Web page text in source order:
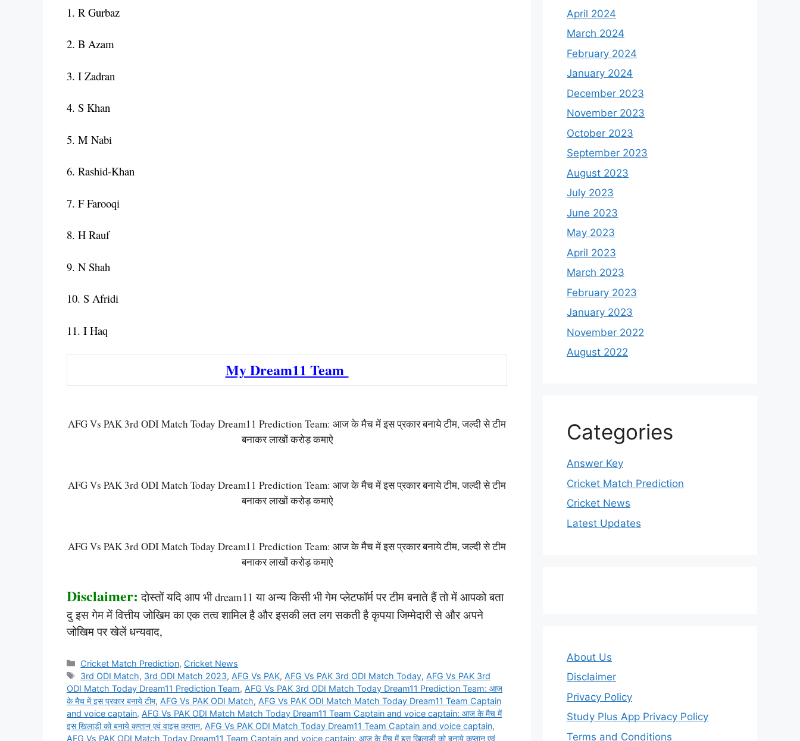
1. R Gurbaz
2. B Azam
3. I Zadran
4. S Khan
5. M Nabi
6. Rashid-Khan
7. F Farooqi
8. H Rauf
9. N Shah
10. S Afridi
11. I Haq
My Dream11 Team
AFG Vs PAK 3rd ODI Match Today Dream11 Prediction Team: आज के मैच में इस प्रकार बनाये टीम, जल्दी से टीम
बनाकर लाखों करोड़ कमाऐ
AFG Vs PAK 3rd ODI Match Today Dream11 Prediction Team: आज के मैच में इस प्रकार बनाये टीम, जल्दी से टीम
बनाकर लाखों करोड़ कमाऐ
AFG Vs PAK 3rd ODI Match Today Dream11 Prediction Team: आज के मैच में इस प्रकार बनाये टीम, जल्दी से टीम
बनाकर लाखों करोड़ कमाऐ
Disclaimer: दोस्तों यदि आप भी dream11 या अन्य किसी भी गेम प्लेटफॉर्म पर टीम बनाते हैं तो में आपको बता
दु इस गेम में वित्तीय जोखिम का एक तत्व शामिल है और इसकी लत लग सकती है कृपया जिम्मेदारी से और अपने
जोखिम पर खेलें धन्यवाद,
Categories
Cricket Match Prediction, Cricket News
Tags
3rd ODI Match, 3rd ODI Match 2023, AFG Vs PAK, AFG Vs PAK 3rd ODI Match Today, AFG Vs PAK 3rd
ODI Match Today Dream11 Prediction Team, AFG Vs PAK 3rd ODI Match Today Dream11 Prediction Team: आज
के मैच में इस प्रकार बनाये टीम, AFG Vs PAK ODI Match, AFG Vs PAK ODI Match Match Today Dream11 Team Captain
and voice captain, AFG Vs PAK ODI Match Match Today Dream11 Team Captain and voice captain: आज के मैच में
इस खिलाड़ी को बनाये कप्तान एवं वाइस कप्तान, AFG Vs PAK ODI Match Today Dream11 Team Captain and voice captain,
AFG Vs PAK ODI Match Today Dream11 Team Captain and voice captain: आज के मैच में इस खिलाड़ी को बनाये कप्तान एवं
April 2024
March 2024
February 2024
January 2024
December 2023
November 2023
October 2023
September 2023
August 2023
July 2023
June 2023
May 2023
April 2023
March 2023
February 2023
January 2023
November 2022
August 2022
Categories
Answer Key
Cricket Match Prediction
Cricket News
Latest Updates
About Us
Disclaimer
Privacy Policy
Study Plus App Privacy Policy
Terms and Conditions